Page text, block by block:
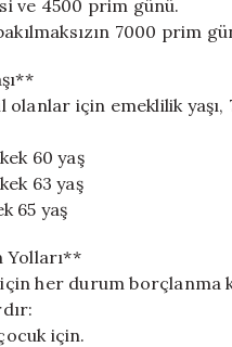
ve 4500 prim günü.
7000 prim
olanlar için emeklilik
60 yaş
63 yaş
65 yaş
Yolları**
her durum borçlanma
için.